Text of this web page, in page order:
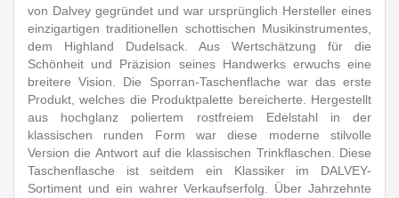
von Dalvey gegründet und war ursprünglich Hersteller eines
einzigartigen traditionellen schottischen Musikinstrumentes,
dem Highland Dudelsack. Aus Wertschätzung für die
Schönheit und Präzision seines Handwerks erwuchs eine
breitere Vision. Die Sporran-Taschenflache war das erste
Produkt, welches die Produktpalette bereicherte. Hergestellt
aus hochglanz poliertem rostfreiem Edelstahl in der
klassischen runden Form war diese moderne stilvolle
Version die Antwort auf die klassischen Trinkflaschen. Diese
Taschenflasche ist seitdem ein Klassiker im DALVEY-
Sortiment und ein wahrer Verkaufserfolg. Über Jahrzehnte